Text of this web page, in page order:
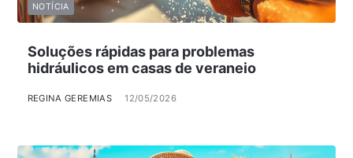
Soluções rápidas para problemas
hidráulicos em casas de veraneio
REGINA GEREMIAS 12/05/2026
NOTÍCIA